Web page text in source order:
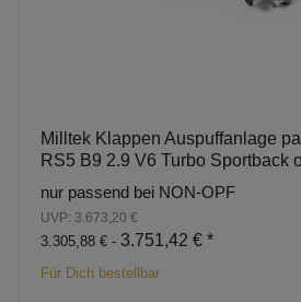
Milltek Klappen Auspuffanlage
RS5 B9 2.9 V6 Turbo Sportback
nur passend bei NON-OPF
UVP: 3.673,20 €
3.305,88 € - 3.751,42 € *
Für Dich bestellbar